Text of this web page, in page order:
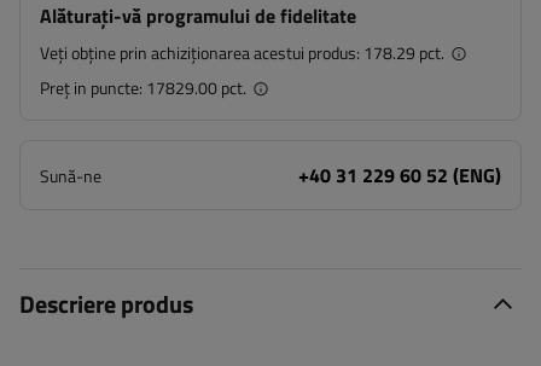
Alăturați-vă programului de fidelitate
Veți obține prin achiziționarea acestui produs: 178.29 pct.
Preț in puncte: 17829.00 pct.
Sună-ne +40 31 229 60 52 (ENG)
Descriere produs